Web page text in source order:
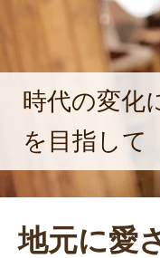
時代の変化
を目指して
地元に愛